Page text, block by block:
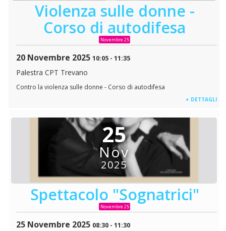
Violenza sulle donne -
Corso di autodifesa
Novembre 25
20 Novembre 2025 10:05 - 11:35
Palestra CPT Trevano
Contro la violenza sulle donne - Corso di autodifesa
+ DETTAGLI
25
Nov
2025
Spettacolo "Sognatrici"
Novembre 25
25 Novembre 2025 08:30 - 11:30